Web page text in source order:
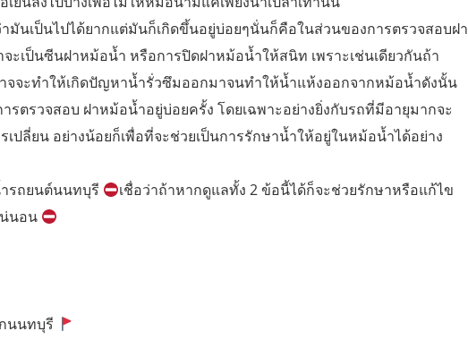
มันเป็นไปได้ยากแต่มันก็เกิดขึ้นอยู่บ่อยๆนั่นก็คือในส่วนของการตรวจสอบฝา
เป็นซีนฝาหม้อน้ำ หรือการปิดฝาหม้อน้ำให้สนิท เพราะเช่นเดียวกันถ้า
จะทำให้เกิดปัญหาน้ำรั่วซึมออกมาจนทำให้น้ำแห้งออกจากหม้อน้ำดังนั้น
รตรวจสอบ ฝาหม้อน้ำอยู่บ่อยครั้ง โดยเฉพาะอย่างยิ่งกับรถที่มีอายุมากจะ
ปลี่ยน อย่างน้อยก็เพื่อที่จะช่วยเป็นการรักษาน้ำให้อยู่ในหม้อน้ำได้อย่าง
รถยนต์นนทบุรี
เชื่อว่าถ้าหากดูแลทั้ง 2 ข้อนี้ได้ก็จะช่วยรักษาหรือแก้ไข
นอน
นนทบุรี